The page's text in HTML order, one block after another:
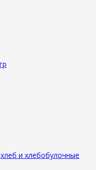
хлеб и хлебобулочные